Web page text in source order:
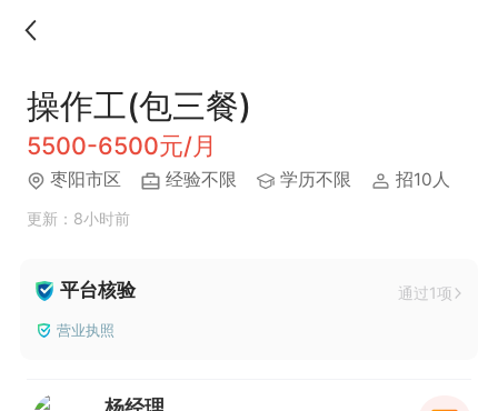
操作工(包三餐)
5500-6500元/月
枣阳市区 经验不限 学历不限 招10人
更新：8小时前
平台核验 通过1项
营业执照